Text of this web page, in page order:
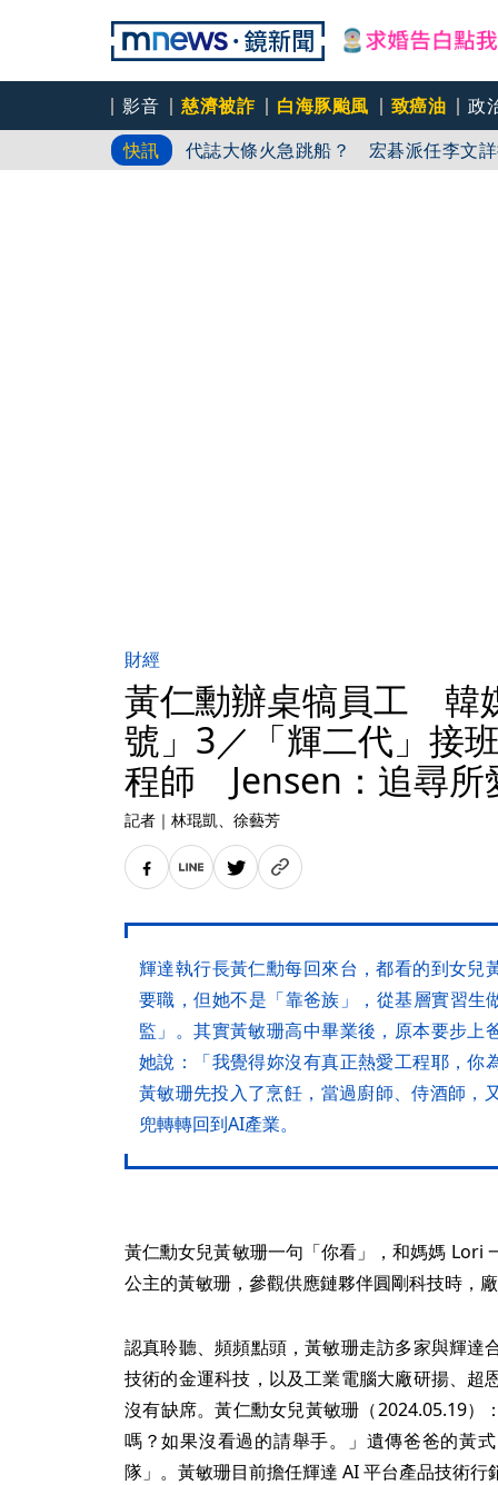
影音 慈濟被詐 白海豚颱風 致癌油
政
快訊
一句「請回去坐好」 特
代誌大條火急跳船？ 宏碁派任李文
財經
黃仁勳辦桌犒員工 韓
號」3／「輝二代」接
程師 Jensen：追尋所
記者 ｜ 林琨凱、徐藝芳
輝達執行長黃仁勳每回來台，都看的到女兒
要職，但她不是「靠爸族」，從基層實習生
監」。其實黃敏珊高中畢業後，原本要步上
她說：「我覺得妳沒有真正熱愛工程耶，你
黃敏珊先投入了烹飪，當過廚師、侍酒師，
兜轉轉回到AI產業。
黃仁勳女兒黃敏珊一句「你看」，和媽媽 Lori
公主的黃敏珊，參觀供應鏈夥伴圓剛科技時，
認真聆聽、頻頻點頭，黃敏珊走訪多家與輝達
技術的金運科技，以及工業電腦大廠研揚、超
沒有缺席。黃仁勳女兒黃敏珊（2024.05.19）
嗎？如果沒看過的請舉手。」遺傳爸爸的黃
隊」。黃敏珊目前擔任輝達 AI 平台產品技術行